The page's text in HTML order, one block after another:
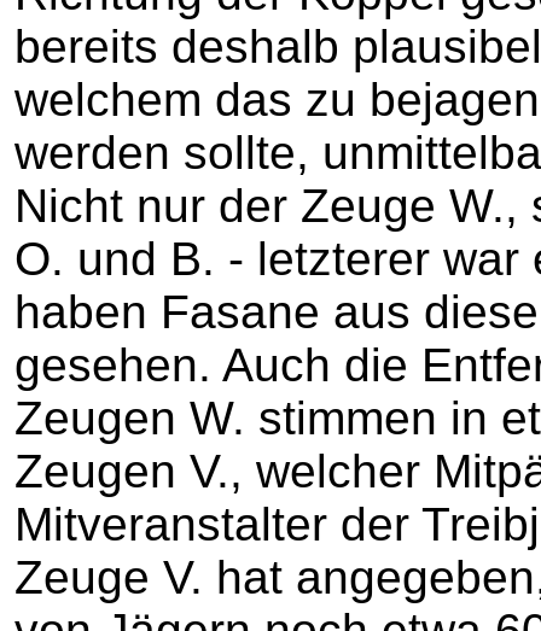
bereits deshalb
welchem das zu
werden sollte,
Nicht nur der Zeuge
O. und B. - letzterer
haben Fasane aus
gesehen. Auch die
Zeugen W. stimmen in
Zeugen V., welcher
Mitveranstalter der
Zeuge V. hat